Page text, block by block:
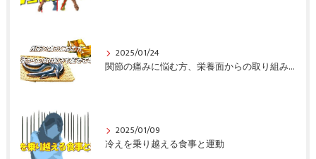
2025/01/24
関節の痛みに悩む方、栄養面からの取り組みも重要ですよ！
2025/01/09
冷えを乗り越える食事と運動